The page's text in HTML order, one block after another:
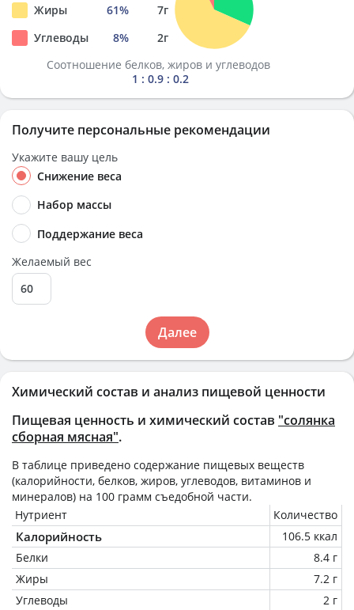
Химический состав и анализ пищевой ценности
Пищевая ценность и химический состав "солянка
сборная мясная".
В таблице приведено содержание пищевых веществ
(калорийности, белков, жиров, углеводов, витаминов и
минералов) на 100 грамм съедобной части.
Нутриент
Количество
Калорийность
106.5 ккал
Белки
8.4 г
Жиры
7.2 г
Углеводы
2 г
Жиры
61% 7г
Углеводы
8% 2г
Соотношение белков, жиров и углеводов
1 : 0.9 : 0.2
Получите персональные рекомендации
Укажите вашу цель
Снижение веса
Набор массы
Поддержание веса
Желаемый вес
Далее